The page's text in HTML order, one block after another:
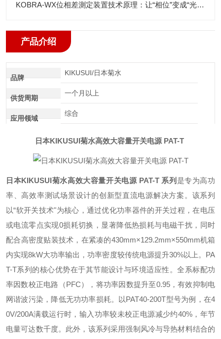
KOBRA-WX位相差測定装置技术原理：让“相位”变成“光强”
产品介绍
品牌
KIKUSUI/日本菊水
供货周期
一个月以上
应用领域
综合
日本KIKUSUI菊水高效大容量开关电源 PAT-T
日本KIKUSUI菊水高效大容量开关电源 PAT-T系列 是专为高功
率、高效率测试场景设计的创新型直流电源解决方案。该系列
以“软开关技术"为核心，通过优化功率器件的开关过程，在电压
或电流零点实现0损耗切换，显著降低热损耗与电磁干扰，同时
配合高密度贴装技术，在紧凑的430mm×129.2mm×550mm机箱
内实现8kW大功率输出，功率密度较传统电源提升30%以上。PA
T-T系列的核心优势在于其节能设计与环境适应性。全系标配功
率因数校正电路（PFC），将功率因数提升至0.95，有效抑制电
网谐波污染，降低无功功率损耗。以PAT40-200T型号为例，在4
0V/200A满载运行时，输入功率较未校正电源减少约40%，年节
电量可达数千度。此外，该系列采用强制风冷与导热材料结合的